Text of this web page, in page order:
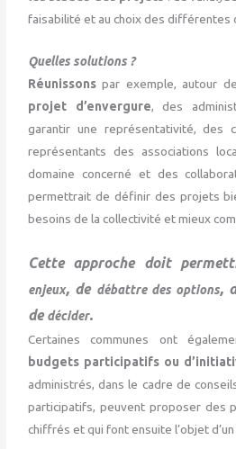
faisabilité et au choix des différentes
Quelles solutions ?
Réunissonspar exemple, autour
projet d’envergure, des
garantir une représentativité, des
représentants des associations
domaine concerné et des
permettrait de définir des projets
besoins de la collectivité et mieux
Cette approche doit
enjeux, de débattre des options,
dedécider.
Certaines communes ont
budgets participatifs ou
administrés, dans le cadre de
participatifs, peuvent proposer des
chiffrés et qui font ensuite l’objet